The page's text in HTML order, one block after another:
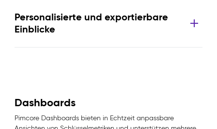
Personalisierte und exportierbare
Einblicke
Dashboards
Pimcore Dashboards bieten in Echtzeit anpassbare